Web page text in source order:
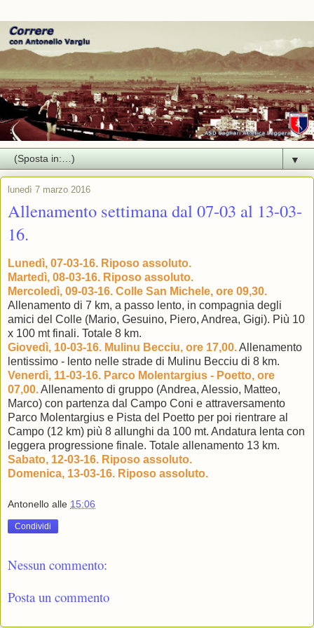
▼
lunedì 7 marzo 2016
Allenamento settimana dal 07-03 al 13-03-
16.
Lunedì, 07-03-16. Riposo assoluto.
Martedì, 08-03-16. Riposo assoluto.
Mercoledì, 09-03-16. Colle San Michele, ore 09,30.
Allenamento di 7 km, a passo lento, in compagnia degli
amici del Colle (Mario, Gesuino, Piero, Andrea, Gigi). Più 10
x 100 mt finali. Totale 8 km.
Giovedì, 10-03-16. Mulinu Becciu, ore 17,00.Allenamento
lentissimo - lento nelle strade di Mulinu Becciu di 8 km.
Venerdì, 11-03-16. Parco Molentargius - Poetto, ore
07,00.Allenamento di gruppo (Andrea, Alessio, Matteo,
Marco) con partenza dal Campo Coni e attraversamento
Parco Molentargius e Pista del Poetto per poi rientrare al
Campo (12 km) più 8 allunghi da 100 mt. Andatura lenta con
leggera progressione finale. Totale allenamento 13 km.
Sabato, 12-03-16. Riposo assoluto.
Domenica, 13-03-16. Riposo assoluto.
Antonello alle 15:06
Condividi
Nessun commento:
Posta un commento